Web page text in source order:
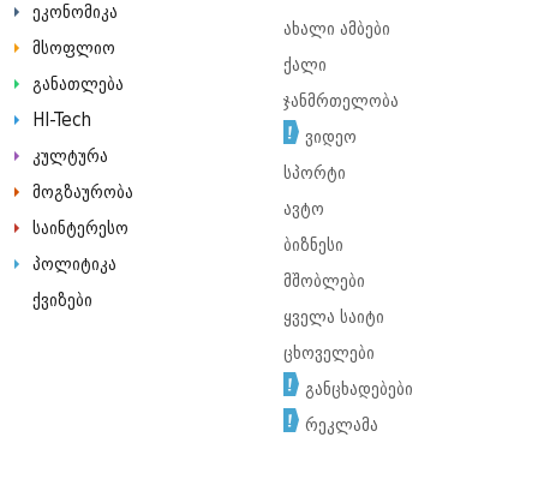
ეკონომიკა
მსოფლიო
განათლება
HI-Tech
კულტურა
მოგზაურობა
საინტერესო
პოლიტიკა
ქვიზები
ახალი ამბები
ქალი
ჯანმრთელობა
ვიდეო
სპორტი
ავტო
ბიზნესი
მშობლები
ყველა საიტი
ცხოველები
განცხადებები
რეკლამა